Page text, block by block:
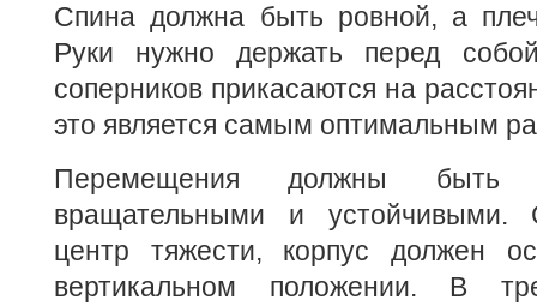
Спина должна быть ровной, а
Руки нужно держать перед
соперников прикасаются на
это является самым оптимальным
Перемещения должны быть
вращательными и устойчивыми.
центр тяжести, корпус должен
вертикальном положении. В